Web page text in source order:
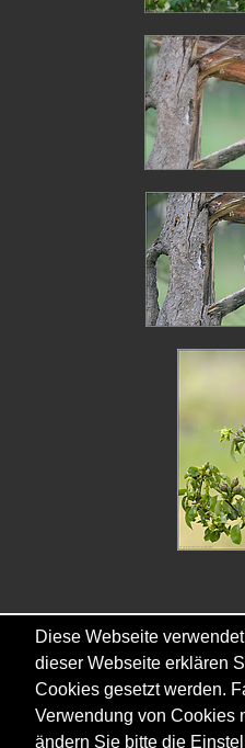
Copyright © - 2026 -
Diese Webseite
dieser Webseite erklären
Cookies gesetzt werden.
Verwendung von Cookies
ändern Sie bitte die